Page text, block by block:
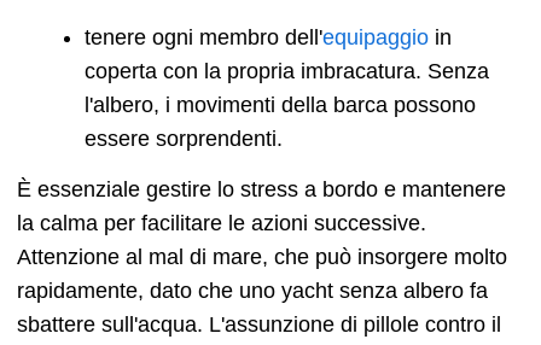
tenere ogni membro dell'equipaggio in
coperta con la propria imbracatura. Senza
l'albero, i movimenti della barca possono
essere sorprendenti.
È essenziale gestire lo stress a bordo e mantenere
la calma per facilitare le azioni successive.
Attenzione al mal di mare, che può insorgere molto
rapidamente, dato che uno yacht senza albero fa
sbattere sull'acqua. L'assunzione di pillole contro il